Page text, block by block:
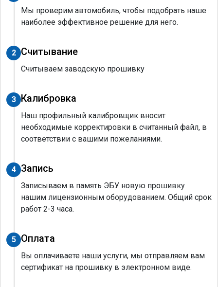
Мы проверим автомобиль, чтобы подобрать наше
наиболее эффективное решение для него.
2 Считывание
Считываем заводскую прошивку
3 Калибровка
Наш профильный калибровщик вносит
необходимые корректировки в считанный файл, в
соответствии с вашими пожеланиями.
4 Запись
Записываем в память ЭБУ новую прошивку
нашим лицензионным оборудованием. Общий срок
работ 2-3 часа.
5 Оплата
Вы оплачиваете наши услуги, мы отправляем вам
сертификат на прошивку в электронном виде.